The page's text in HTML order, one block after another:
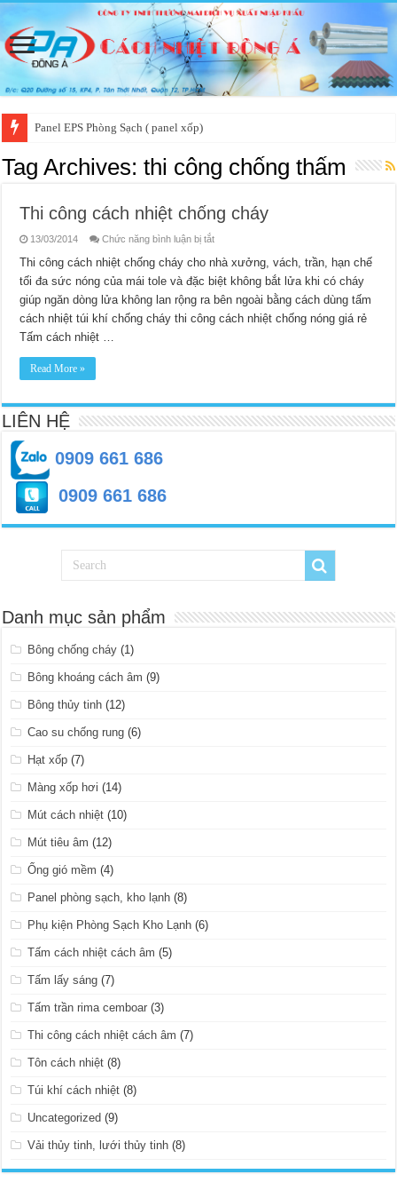
Panel EPS Phòng Sạch ( panel xốp)
Tag Archives:thi công chống thấm
Thi công cách nhiệt chống cháy
13/03/2014 Chức năng bình luận bị tắtở
công
cách
nhiệt
cháy
Thi công cách nhiệt chống cháy cho nhà xưởng, vách, trần, hạn chế
tối đa sức nóng của mái tole và đặc biệt không bắt lửa khi có cháy
giúp ngăn dòng lửa không lan rộng ra bên ngoài bằng cách dùng tấm
cách nhiệt túi khí chống cháy thi công cách nhiệt chống nóng giá rẻ
Tấm cách nhiệt …
Read More »
LIÊN HỆ
0909 661 686
0909 661 686
Danh mục sản phẩm
Bông chống cháy (1)
Bông khoáng cách âm (9)
Bông thủy tinh (12)
Cao su chống rung (6)
Hạt xốp (7)
Màng xốp hơi (14)
Mút cách nhiệt (10)
Mút tiêu âm (12)
Ống gió mềm (4)
Panel phòng sạch, kho lạnh (8)
Phụ kiện Phòng Sạch Kho Lạnh (6)
Tấm cách nhiệt cách âm (5)
Tấm lấy sáng (7)
Tấm trần rima cemboar (3)
Thi công cách nhiệt cách âm (7)
Tôn cách nhiệt (8)
Túi khí cách nhiệt (8)
Uncategorized (9)
Vải thủy tinh, lưới thủy tinh (8)